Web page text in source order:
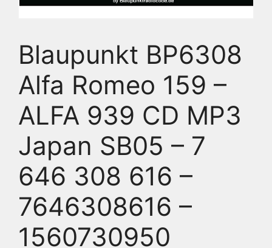
Blaupunkt BP6308
Alfa Romeo 159 –
ALFA 939 CD MP3
Japan SB05 – 7
646 308 616 –
7646308616 –
1560730950